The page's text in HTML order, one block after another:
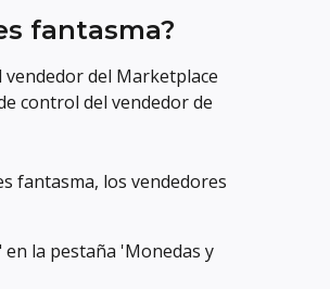
fantasma?
del Marketplace
control del vendedor de
fantasma, los vendedores
la pestaña 'Monedas y